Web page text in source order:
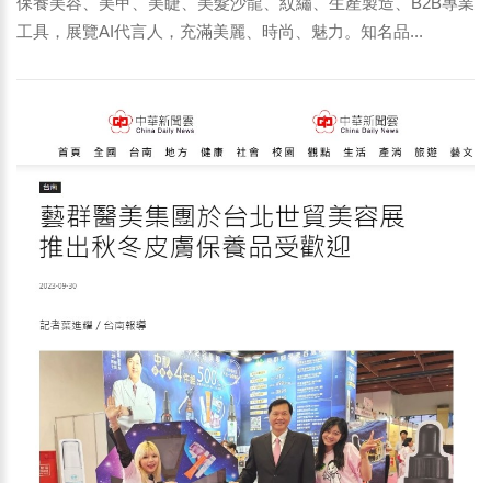
工具，展覽AI代言人，充滿美麗、時尚、魅力。知名品...